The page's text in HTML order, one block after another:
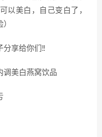
以美白，自己变白了，
分享给你们‼